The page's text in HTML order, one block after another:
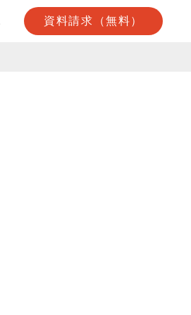
資料請求（無料）